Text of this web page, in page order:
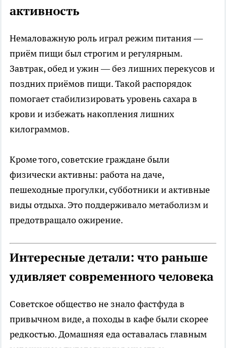
активность
Немаловажную роль играл режим питания —
приём пищи был строгим и регулярным.
Завтрак, обед и ужин — без лишних перекусов и
поздних приёмов пищи. Такой распорядок
помогает стабилизировать уровень сахара в
крови и избежать накопления лишних
килограммов.
Кроме того, советские граждане были
физически активны: работа на даче,
пешеходные прогулки, субботники и активные
виды отдыха. Это поддерживало метаболизм и
предотвращало ожирение.
Интересные детали: что раньше
удивляет современного человека
Советское общество не знало фастфуда в
привычном виде, а походы в кафе были скорее
редкостью. Домашняя еда оставалась главным